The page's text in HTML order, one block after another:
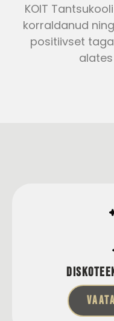
KOIT
korraldanud
positiivset